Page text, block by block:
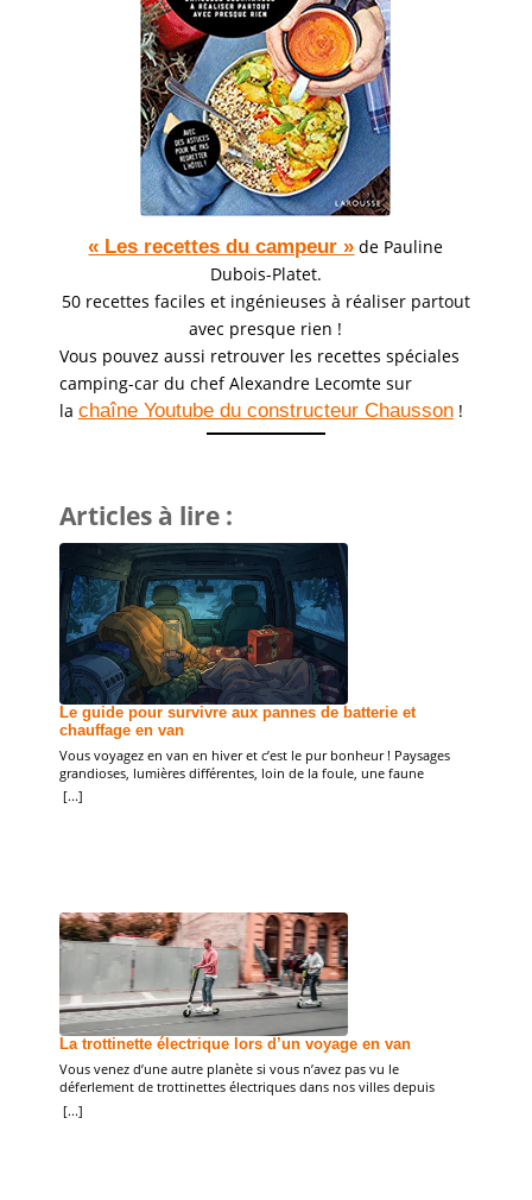
« Les recettes du campeur » de Pauline
Dubois-Platet.
50 recettes faciles et ingénieuses à réaliser partout
avec presque rien !
Vous pouvez aussi retrouver les recettes spéciales
camping-car du chef Alexandre Lecomte sur
la chaîne Youtube du constructeur Chausson!
Articles à lire :
Le guide pour survivre aux pannes de batterie et
chauffage en van
Vous voyagez en van en hiver et c’est le pur bonheur ! Paysages
grandioses, lumières différentes, loin de la foule, une faune
inhabituelle… En France ou en Europe, partir sur les routes en hiver
demande de bien se préparer et surtout d’être bien équipé ! Il est
[...]
La trottinette électrique lors d’un voyage en van
Vous venez d’une autre planète si vous n’avez pas vu le
déferlement de trottinettes électriques dans nos villes depuis
quelques années ! Moyen de déplacement rapide, la trottinette
s’est imposée dans nos centres villes, que ce soit pour aller au
[...]